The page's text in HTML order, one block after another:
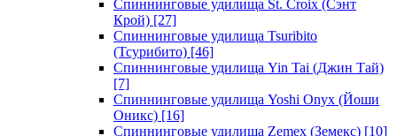
Спиннинговые удилища St. Croix (Сэнт
Крой) [27]
Спиннинговые удилища Tsuribito
(Тсурибито) [46]
Спиннинговые удилища Yin Tai (Джин Тай)
[7]
Спиннинговые удилища Yoshi Onyx (Йоши
Оникс) [16]
Спиннинговые удилища Zemex (Земекс) [10]